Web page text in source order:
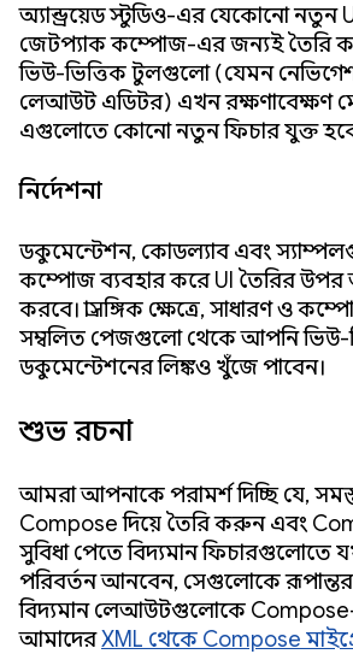
অ্যান্ড্রয়েড স্টুডিও-এর যেকোনো নতুন
জেটপ্যাক কম্পোজ-এর জন্যই তৈরি
ভিউ-ভিত্তিক টুলগুলো (যেমন
লেআউট এডিটর) এখন রক্ষণাবেক্ষণ
এগুলোতে কোনো নতুন ফিচার যুক্ত হবে
নির্দেশনা
ডকুমেন্টেশন, কোডল্যাব এবং
কম্পোজ ব্যবহার করে UI তৈরির
করবে। প্রাসঙ্গিক ক্ষেত্রে, সাধারণ ও
সম্বলিত পেজগুলো থেকে আপনি ভিউ-
ডকুমেন্টেশনের লিঙ্কও খুঁজে পাবেন।
শুভ রচনা
আমরা আপনাকে পরামর্শ দিচ্ছি যে,
Compose দিয়ে তৈরি করুন এবং
সুবিধা পেতে বিদ্যমান ফিচারগুলোতে
পরিবর্তন আনবেন, সেগুলোকে
বিদ্যমান লেআউটগুলোকে
আমাদেরXML থেকে Compose